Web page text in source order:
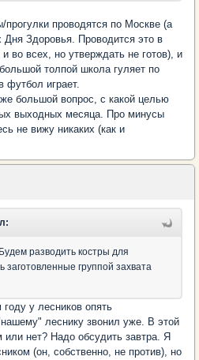
проводятся по Москве (а
Дня Здоровья. Проводится это в
во всех, но утверждать не готов), и
толпой школа гуляет по
футбол играет.
большой вопрос, с какой целью
выходных месяца. Про минусы
не вижу никаких (как и
разводить костры для
заготовленные группой захвата
у лесников опять
леснику звонил уже. В этой
нет? Надо обсудить завтра. Я
(он, собственно, не против), но